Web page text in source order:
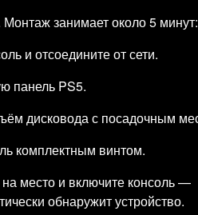
Монтаж занимает около 5 минут:
и отсоедините от сети.
панель PS5.
дисковода с посадочным
комплектным винтом.
место и включите консоль —
обнаружит устройство.